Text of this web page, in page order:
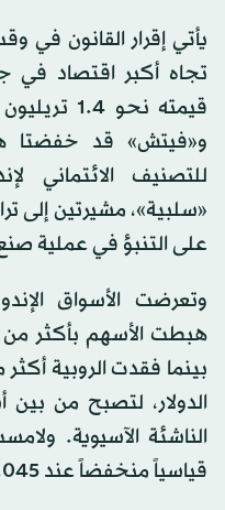
يأتي إقرار القانون في
تجاه أكبر اقتصاد في
قيمته نحو
و«فيتش» قد خفضتا
للتصنيف الائتماني
«سلبية»، مشيرتين إلى
على التنبؤ في عملية
وتعرضت الأسواق
الدولار، لتصبح من بين
الناشئة الآسيوية.
قياسياً منخفضاً عند 18.045 روبية للدولار يوم الخميس.